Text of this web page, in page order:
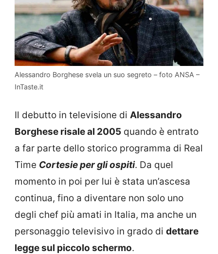
Alessandro Borghese svela un suo segreto – foto ANSA –
InTaste.it
Il debutto in televisione di Alessandro
Borghese risale al 2005 quando è entrato
a far parte dello storico programma di Real
Time Cortesie per gli ospiti. Da quel
momento in poi per lui è stata un’ascesa
continua, fino a diventare non solo uno
degli chef più amati in Italia, ma anche un
personaggio televisivo in grado di dettare
legge sul piccolo schermo.